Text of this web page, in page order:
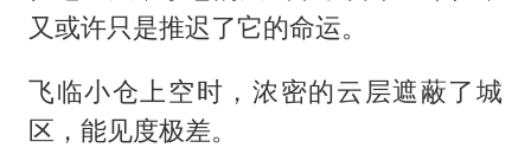
又或许只是推迟了它的命运。
飞临小仓上空时，浓密的云层遮蔽了城
区，能见度极差。